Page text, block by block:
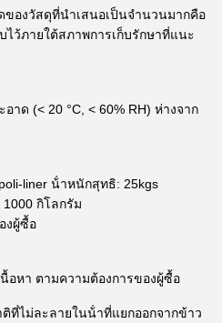
องวัสดุที่นําเสนอเป็นจํานวนมากคือ
ไว้ภายใต้สภาพการเก็บรักษาที่แนะ
าด (< 20 °C, < 60% RH) ห่างจาก
liner น้ําหนักสุทธิ: 25kgs
กิโลกรัม
งผู้ซื้อ
อหา ตามความต้องการของผู้ซื้อ
ที่ไม่ละลายในน้ําที่แยกออกจากข้าว